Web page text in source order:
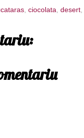
ciocolata desert